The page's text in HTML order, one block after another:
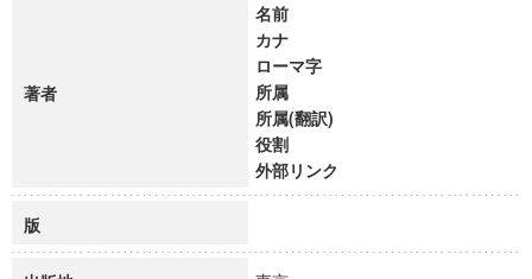
著者
名前
カナ
ローマ字
所属
所属(翻訳)
役割
外部リンク
版